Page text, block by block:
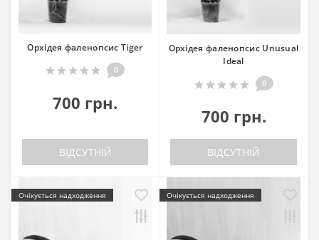
Орхідея фаленопсис Tiger
0
700 грн.
ВІДСУТНІЙ
Орхідея фаленопсис Unusual
Ideal
0
700 грн.
ВІДСУТНІЙ
Очікується надходження Очікується надходження